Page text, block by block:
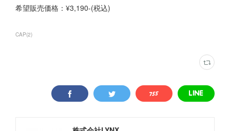
希望販売価格：¥3,190-(税込)
CAP(2)